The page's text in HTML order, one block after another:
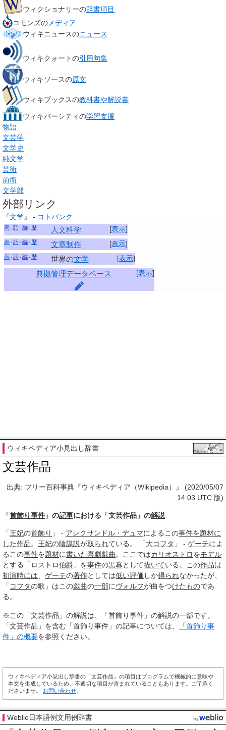
ウィクショナリーの辞書項目
コモンズの メディア
ウィキニュースのニュース
ウィキクォートの引用句集
ウィキソースの原文
ウィキブックスの教科書や解説書
ウィキバーシティの学習支援
物語
文芸学
文学史
純文学
芸術
前衛
文学部
外部リンク
『文学』 - コトバンク
[表示]
表 話 編 歴 人文科学
[表示]
表 話 編 歴 文章制作
[表示]
表 話 編 歴 世界の文学
[表示]
典拠管理データベース
ウィキペディア小見出し辞書
文芸作品
出典: フリー百科事典『ウィキペディア（Wikipedia）』 (2020/05/07
14:03 UTC 版)
「首飾り事件 」の記事における「文芸作品」の解説
「王妃の首飾り 」 - アレクサンドル・デュマによるこの事件を題材に
した作品。 王妃の陰謀説が取られている。 「大コフタ 」 - ゲーテによ
るこの事件を題材に書いた喜劇 戯曲 。ここではカリオストロをモデル
とする「ロストロ伯爵 」を事件の黒幕として描いている。この作品は
初演時には ゲーテの著作としては低い評価 しか得られなかったが、
「 コフタの歌」はこの戯曲の一部にヴォルフが曲をつけたものであ
る。
※この「文芸作品」の解説は、「首飾り事件」の解説の一部です。
「文芸作品」を含む「首飾り事件」の記事については、
「首飾り事
件」の概要を参照ください。
ウィキペディア小見出し辞書の「文芸作品」の項目はプログラムで機械的に意味や
本文を生成しているため、不適切な項目が含まれていることもあります。ご了承く
ださいませ。 お問い合わせ
Weblio日本語例文用例辞書